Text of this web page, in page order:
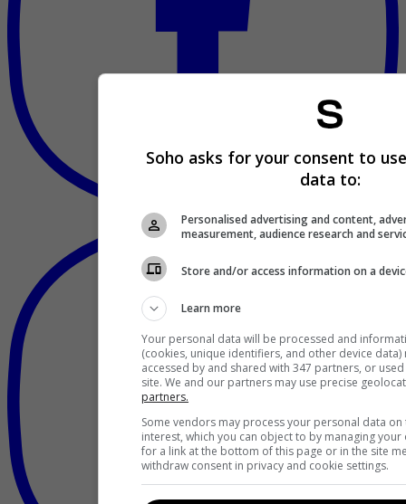
Soho asks for your consent to
data to:
Personalised advertising and content,
measurement, audience research and
Store and/or access information on a
Learn more
Your personal data will be processed and
(cookies, unique identifiers, and other device
accessed by and shared with 347 partners, or
site. We and our partners may use precise
partners.
Some vendors may process your personal data
interest, which you can object to by managing
for a link at the bottom of this page or in the site
withdraw consent in privacy and cookie settings.